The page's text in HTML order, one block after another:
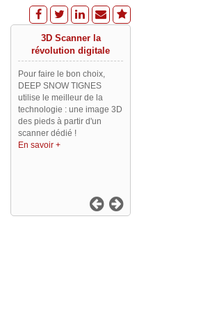
3D Scanner la
révolution digitale
Pour faire le bon choix,
DEEP SNOW TIGNES
utilise le meilleur de la
technologie : une image 3D
des pieds à partir d'un
scanner dédié !
En savoir +